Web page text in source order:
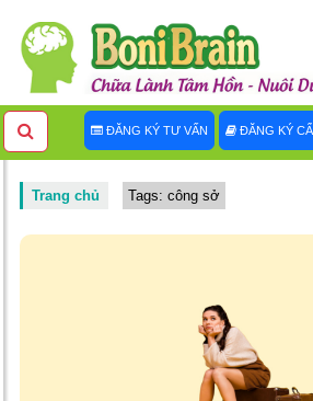
ĐĂNG KÝ TƯ VẤN ĐĂNG KÝ
Trang chủ Tags: công sở